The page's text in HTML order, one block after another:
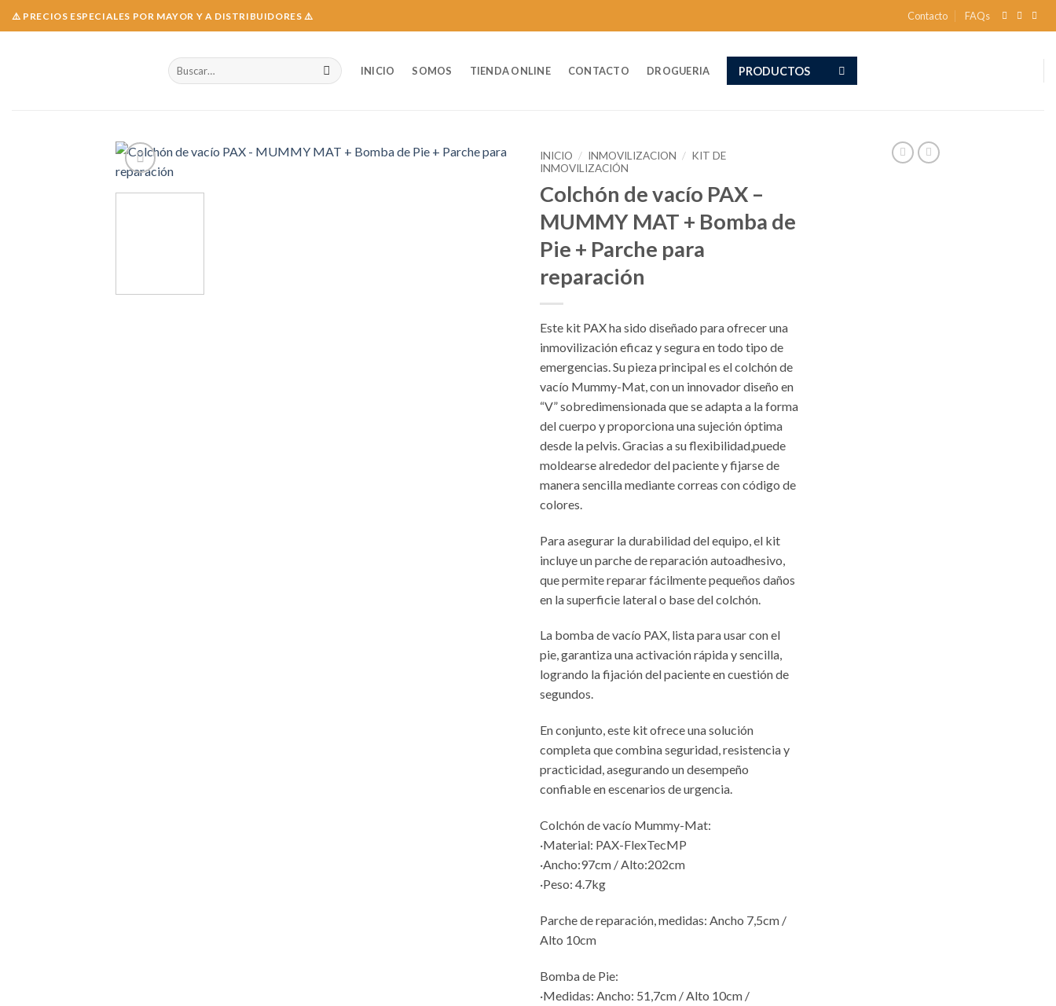
Skip
to
⚠️ PRECIOS ESPECIALES POR MAYOR Y A DISTRIBUIDORES ⚠️ Contacto FAQs
Buscar
por:
INICIO SOMOS TIENDA ONLINE CONTACTO DROGUERIA PRODUCTOS
INICIO / INMOVILIZACION / KIT DE
INMOVILIZACIÓN
Colchón de vacío PAX –
MUMMY MAT + Bomba de
Pie + Parche para
reparación
Este kit PAX ha sido diseñado para ofrecer una
inmovilización eficaz y segura en todo tipo de
emergencias. Su pieza principal es el colchón de
vacío Mummy-Mat, con un innovador diseño en
“V” sobredimensionada que se adapta a la forma
del cuerpo y proporciona una sujeción óptima
desde la pelvis. Gracias a su flexibilidad,puede
moldearse alrededor del paciente y fijarse de
manera sencilla mediante correas con código de
colores.
Para asegurar la durabilidad del equipo, el kit
incluye un parche de reparación autoadhesivo,
que permite reparar fácilmente pequeños daños
en la superficie lateral o base del colchón.
La bomba de vacío PAX, lista para usar con el
pie, garantiza una activación rápida y sencilla,
logrando la fijación del paciente en cuestión de
segundos.
En conjunto, este kit ofrece una solución
completa que combina seguridad, resistencia y
practicidad, asegurando un desempeño
confiable en escenarios de urgencia.
Colchón de vacío Mummy-Mat:
·Material: PAX-FlexTecMP
·Ancho:97cm / Alto:202cm
·Peso: 4.7kg
Parche de reparación, medidas: Ancho 7,5cm /
Alto 10cm
Bomba de Pie:
·Medidas: Ancho: 51,7cm / Alto 10cm /